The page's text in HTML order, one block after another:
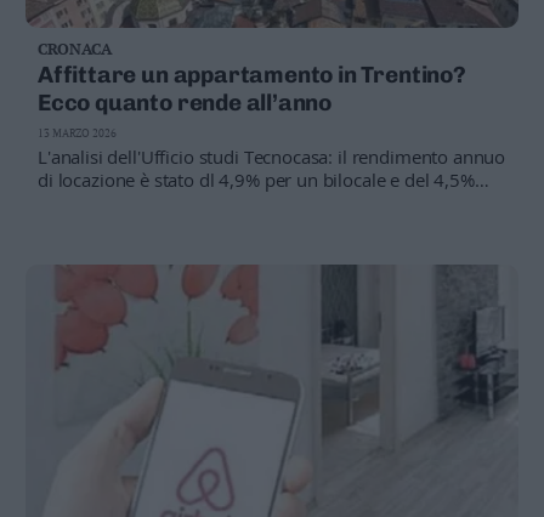
Rotaliana
Valle
dei
Laghi
Valsugana
Primiero
Fassa
CRONACA
Affittare un appartamento in Trentino?
Ecco quanto rende all’anno
L'analisi dell'Ufficio studi Tecnocasa: il rendimento annuo
di locazione è stato dl 4,9% per un bilocale e del 4,5%
13 MARZO 2026